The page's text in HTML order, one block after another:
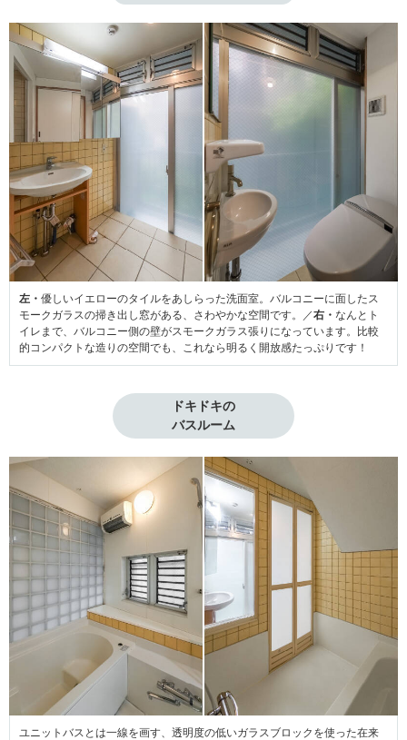
左・ 優しいイエローのタイルをあしらった洗面室。バルコニーに面したス
モークガラスの掃き出し窓がある、さわやかな空間です。／右・ なんとト
イレまで、バルコニー側の壁がスモークガラス張りになっています。比較
的コンパクトな造りの空間でも、これなら明るく開放感たっぷりです！
ドキドキの
バスルーム
ユニットバスとは一線を画す、透明度の低いガラスブロックを使った在来